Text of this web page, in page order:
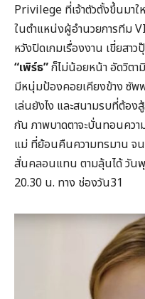
Privilege ที่เจ้าตัวตั้งขึ้นมา
ในตำแหน่งผู้อำนวยการทีม
หวังปิดเกมเรื่องงาน เขี่ยสา
“เพิร์ธ”ก็ไม่น้อยหน้า อัดวิตา
มีหนุ่มป้องคอยเคียงข้าง ซัพ
เล่นยังไง และสนามรบที่ต้อ
กัน ภาพบาดตาจะบั่นทอนควา
แม่ ที่ย้อนคืนความทรมาน จ
สั่นคลอนแทน ตามลุ้นได้ วัน
20.30 น. ทาง ช่องวัน31